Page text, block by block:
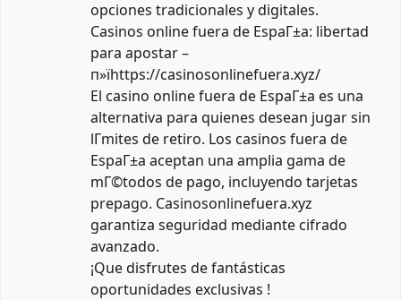
opciones tradicionales y digitales.
Casinos online fuera de EspaГ±a: libertad
para apostar –
п»їhttps://casinosonlinefuera.xyz/
El casino online fuera de EspaГ±a es una
alternativa para quienes desean jugar sin
lГ­mites de retiro. Los casinos fuera de
EspaГ±a aceptan una amplia gama de
mГ©todos de pago, incluyendo tarjetas
prepago. Casinosonlinefuera.xyz
garantiza seguridad mediante cifrado
avanzado.
¡Que disfrutes de fantásticas
oportunidades exclusivas !